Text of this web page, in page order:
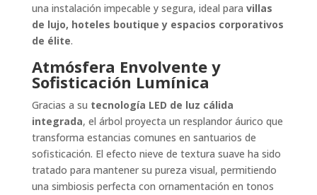
una instalación impecable y segura, ideal para villas
de lujo, hoteles boutique y espacios corporativos
de élite.
Atmósfera Envolvente y
Sofisticación Lumínica
Gracias a su tecnología LED de luz cálida
integrada, el árbol proyecta un resplandor áurico que
transforma estancias comunes en santuarios de
sofisticación. El efecto nieve de textura suave ha sido
tratado para mantener su pureza visual, permitiendo
una simbiosis perfecta con ornamentación en tonos